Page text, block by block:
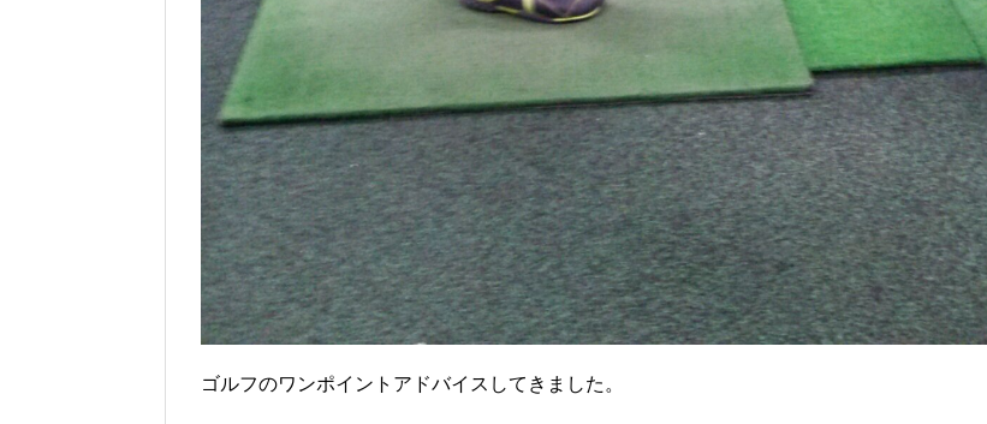
ゴルフのワンポイントアドバイスしてきました。